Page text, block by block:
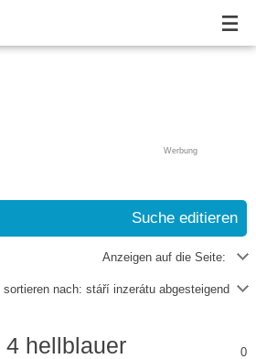
Werbung
Suche editieren
Anzeigen auf die Seite:
sortieren nach: stáří inzerátu abgesteigend
hellblauer
0